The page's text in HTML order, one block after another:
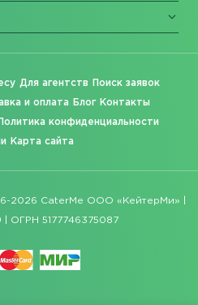
Для агентств Поиск заявок
и оплата Блог Контакты
Политика конфиденциальности
Карта сайта
2026 CaterMe ООО «КейтерМи» |
ОГРН 5177746375087